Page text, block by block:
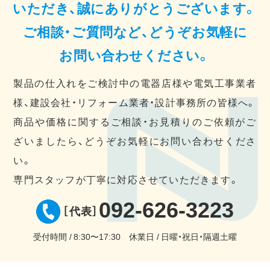
いただき、誠にありがとうございます。
ご相談・ご質問など、どうぞお気軽に
お問い合わせください。
製品の仕入れをご検討中の電器店様や電気工事業者
様、建設会社・リフォーム業者・設計事務所の皆様へ。
商品や価格に関するご相談・お見積りのご依頼がご
ざいましたら、どうぞお気軽にお問い合わせくださ
い。
専門スタッフが丁寧に対応させていただきます。
［代表］ 092-626-3223
受付時間 8:30〜17:30 休業日 日曜・祝日・隔週土曜